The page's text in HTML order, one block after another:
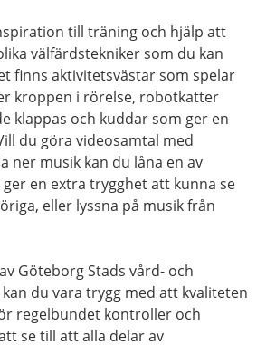
till träning och hjälp att
välfärdstekniker som du kan
finns aktivitetsvästar som spelar
kroppen i rörelse, robotkatter
klappas och kuddar som ger en
du göra videosamtal med
ner musik kan du låna en av
en extra trygghet att kunna se
eller lyssna på musik från
Göteborg Stads vård- och
du vara trygg med att kvaliteten
regelbundet kontroller och
se till att alla delar av